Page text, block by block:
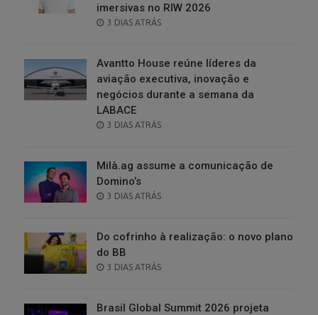
imersivas no RIW 2026
POSTED
3 DIAS ATRÁS
Avantto House reúne líderes da
aviação executiva, inovação e
negócios durante a semana da
LABACE
POSTED
3 DIAS ATRÁS
Milà.ag assume a comunicação de
Domino’s
POSTED
3 DIAS ATRÁS
Do cofrinho à realização: o novo plano
do BB
POSTED
3 DIAS ATRÁS
Brasil Global Summit 2026 projeta